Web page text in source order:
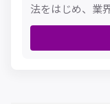
法をはじめ、業